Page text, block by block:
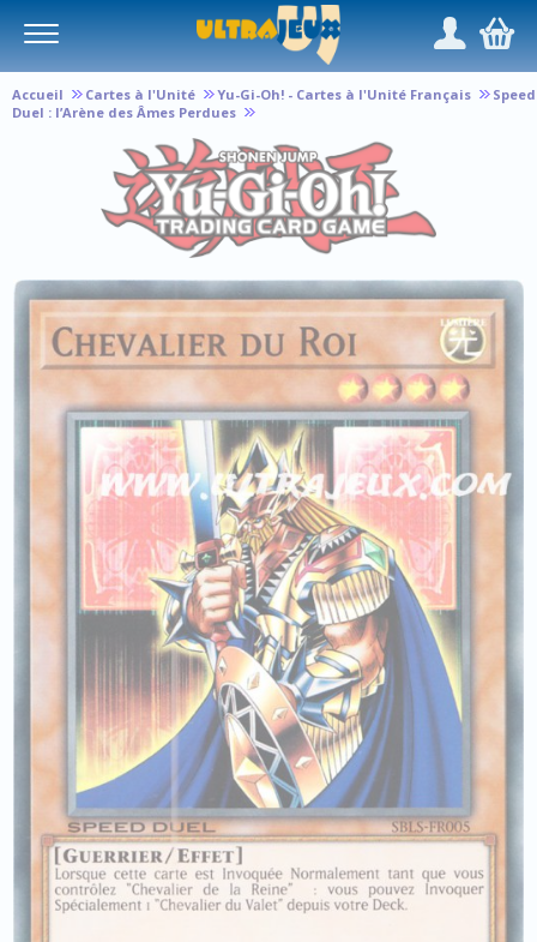
/,
Accueil Cartes à l'Unité Yu-Gi-Oh! - Cartes à l'Unité Français
Speed
Duel : l’Arène des Âmes Perdues